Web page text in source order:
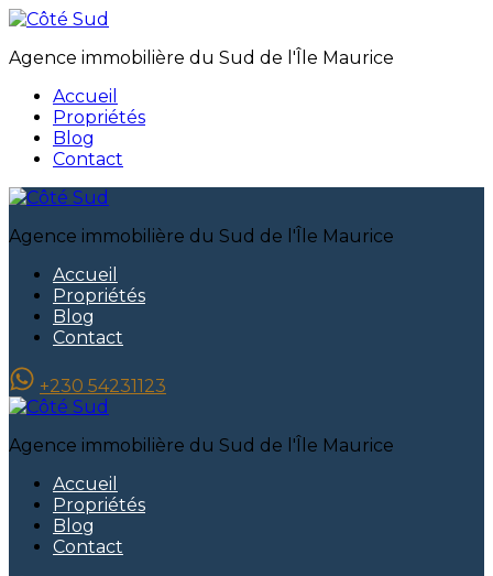
Agence immobilière du Sud de l'Île Maurice
Accueil
Propriétés
Blog
Contact
Agence immobilière du Sud de l'Île Maurice
Accueil
Propriétés
Blog
Contact
+230 54231123
Agence immobilière du Sud de l'Île Maurice
Accueil
Propriétés
Blog
Contact